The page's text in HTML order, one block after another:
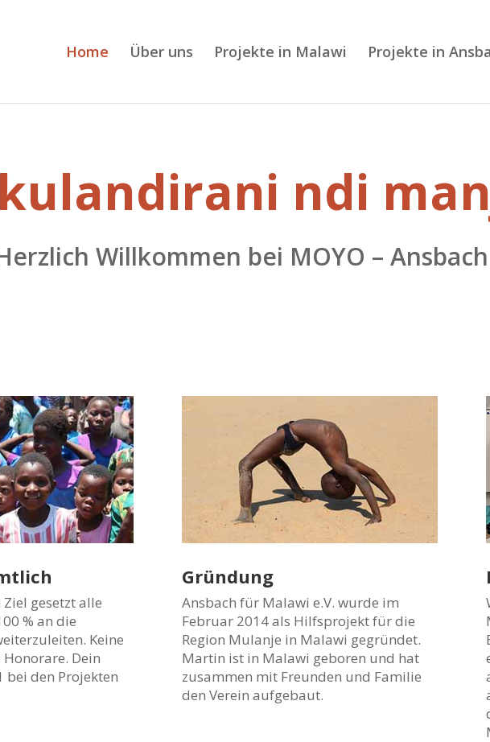
Home Über uns Projekte in Malawi Projekte in
ndi
Willkommen bei MOYO –
gesetzt alle
% an die
Keine
Dein
bei den Projekten
Gründung
Ansbach für Malawi e.V. wurde im
Februar 2014 als Hilfsprojekt für die
Region Mulanje in Malawi gegründet.
Martin ist in Malawi geboren und hat
zusammen mit Freunden und Familie
den Verein aufgebaut.